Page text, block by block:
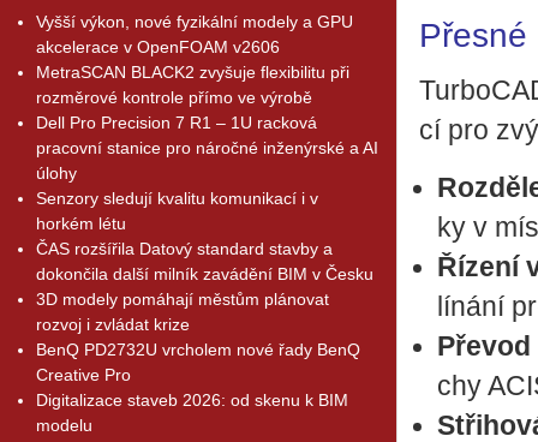
Vyšší výkon, nové fyzikální modely a GPU
akcelerace v OpenFOAM v2606
MetraSCAN BLACK2 zvyšuje flexibilitu při
rozměrové kontrole přímo ve výrobě
Dell Pro Precision 7 R1 – 1U racková
pracovní stanice pro náročné inženýrské a AI
úlohy
Senzory sledují kvalitu komunikací i v
horkém létu
ČAS rozšířila Datový standard stavby a
dokončila další milník zavádění BIM v Česku
3D modely pomáhají městům plánovat
rozvoj i zvládat krize
BenQ PD2732U vrcholem nové řady BenQ
Creative Pro
Digitalizace staveb 2026: od skenu k BIM
modelu
cí pro
ky v
Ří­ze­ní
lí­ná­ní
chy